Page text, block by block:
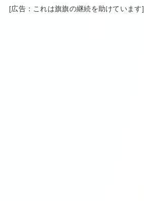
[広告：これは旗旗の継続を助けています]